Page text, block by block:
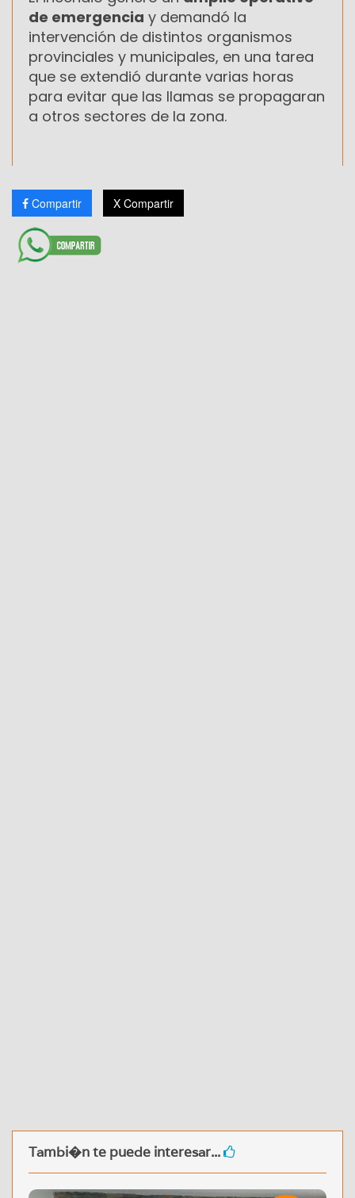
de emergencia y demandó la
intervención de distintos organismos
provinciales y municipales, en una tarea
que se extendió durante varias horas
para evitar que las llamas se propagaran
a otros sectores de la zona.
Compartir X Compartir
Tambi�n te puede interesar...